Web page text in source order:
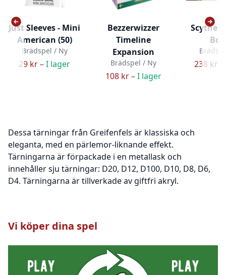
Just Sleeves - Mini
American (50)
Brädspel / Ny
29 kr –I lager
Bezzerwizzer
Timeline
Expansion
Brädspel / Ny
108 kr –I lager
Scythe
238 kr –
Dessa tärningar från Greifenfels är klassiska och
eleganta, med en pärlemor-liknande effekt.
Tärningarna är förpackade i en metallask och
innehåller sju tärningar: D20, D12, D100, D10, D8, D6,
D4. Tärningarna är tillverkade av giftfri akryl.
Vi köper dina spel